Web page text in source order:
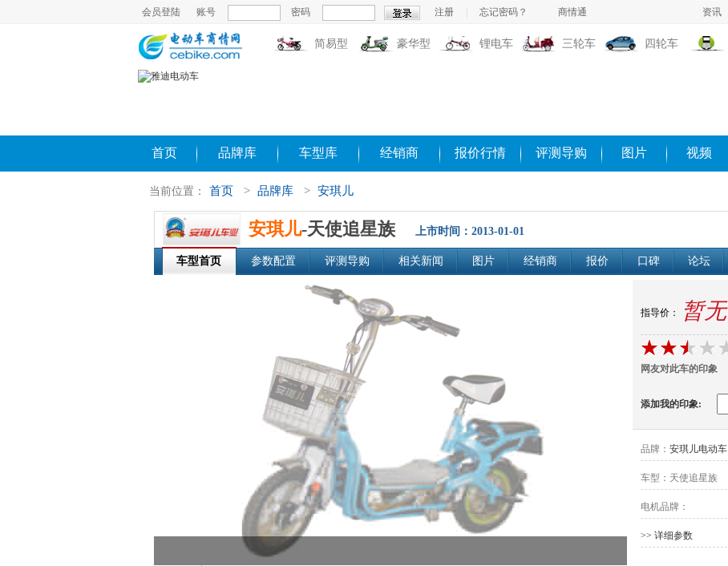
资讯
会员登陆 账号 密码 注册 忘记密码？ 商情通
简易型 豪华型 锂电车 三轮车 四轮车
首页 品牌库 车型库 经销商 报价行情 评测导购 图片 视频
当前位置： 首页 > 品牌库 > 安琪儿
安琪儿-天使追星族 上市时间：2013-01-01
车型首页 参数配置 评测导购 相关新闻 图片 经销商 报价 口碑 论坛
指导价： 暂无
网友对此车的印象
添加我的印象:
品牌： 安琪儿电动车
车型： 天使追星族
电机品牌：
>> 详细参数